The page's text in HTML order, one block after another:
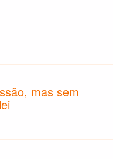
mas sem